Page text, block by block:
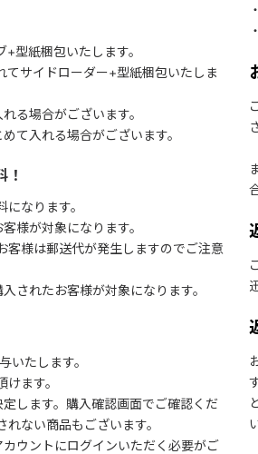
型紙梱包いたします。
てサイドローダー+型紙梱包いたしま
る場合がございます。
て入れる場合がございます。
！
なります。
様が対象になります。
客様は郵送代が発生しますのでご注意
されたお客様が対象になります。
いたします。
ます。
します。購入確認画面でご確認くだ
ない商品もございます。
ウントにログインいただく必要がご